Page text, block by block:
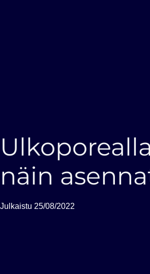
näin
Julkaistu 25/08/2022